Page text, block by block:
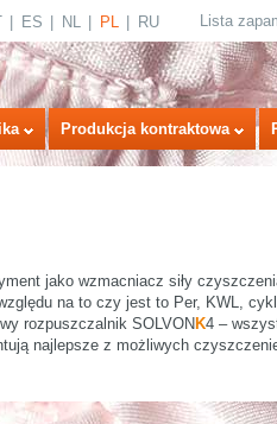
ES NL PL RU Lista
Produkcja kontraktowa
jako wzmacniacz siły
na to czy jest to Per, KWL,
rozpuszczalnik SOLVON K4 –
najlepsze z możliwych